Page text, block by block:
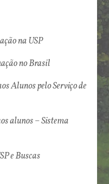
na USP
no Brasil
Alunos pelo Serviço de
alunos – Sistema
e Buscas